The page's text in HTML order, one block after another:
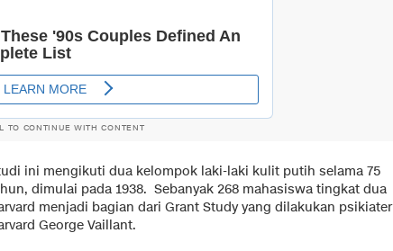
TO CONTINUE WITH CONTENT
ini mengikuti dua kelompok laki-laki kulit putih selama 75
dimulai pada 1938. Sebanyak 268 mahasiswa tingkat dua
menjadi bagian dari Grant Study yang dilakukan psikiater
George Vaillant.